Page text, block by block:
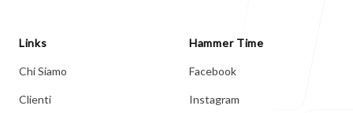
Contatti
Links
Chi Siamo
Clienti
Hammer Time
Facebook
Instagram